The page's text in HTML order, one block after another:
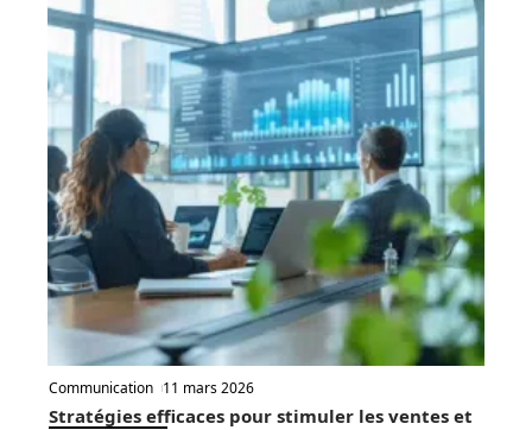
Communication 11 mars 2026
Stratégies efficaces pour stimuler les ventes et